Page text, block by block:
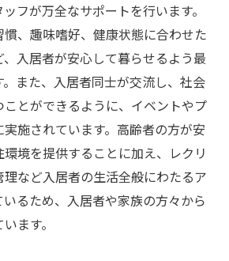
フが万全なサポートを行います。
、趣味嗜好、健康状態に合わせた
入居者が安心して暮らせるよう最
また、入居者同士が交流し、社会
とができるように、イベントやプ
施されています。高齢者の方が安
境を提供することに加え、レクリ
など入居者の生活全般にわたるア
るため、入居者や家族の方々から
ます。